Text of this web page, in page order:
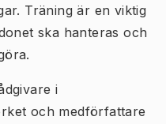
Träning är en viktig
ska hanteras och
i
och medförfattare